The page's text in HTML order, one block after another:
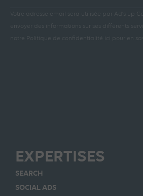
Votre adresse email sera utilisée par Ad’s up
envoyer des informations sur ses différents
notre Politique de confidentialité ici pour en
EXPERTISES
SEARCH
SOCIAL ADS